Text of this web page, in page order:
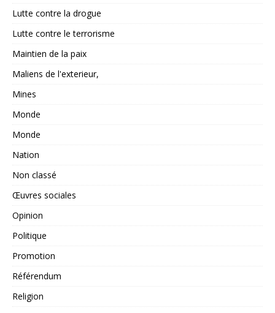
Lutte contre la drogue
Lutte contre le terrorisme
Maintien de la paix
Maliens de l'exterieur,
Mines
Monde
Monde
Nation
Non classé
Œuvres sociales
Opinion
Politique
Promotion
Référendum
Religion